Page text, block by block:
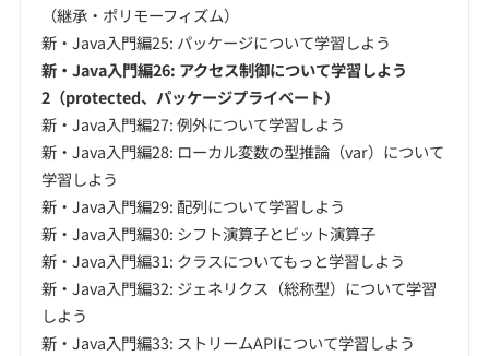
（継承・ポリモーフィズム）
新・Java入門編25: パッケージについて学習しよう
新・Java入門編26: アクセス制御について学習しよう
2（protected、パッケージプライベート）
新・Java入門編27: 例外について学習しよう
新・Java入門編28: ローカル変数の型推論（var）について
学習しよう
新・Java入門編29: 配列について学習しよう
新・Java入門編30: シフト演算子とビット演算子
新・Java入門編31: クラスについてもっと学習しよう
新・Java入門編32: ジェネリクス（総称型）について学習
しよう
新・Java入門編33: ストリームAPIについて学習しよう